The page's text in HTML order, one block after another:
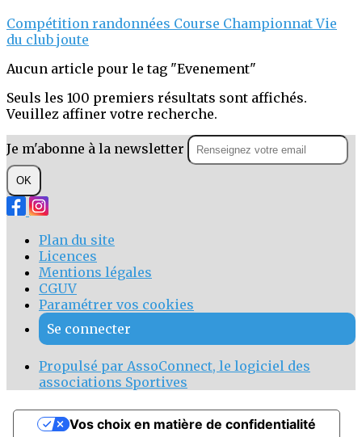
Compétition randonnées Course ChampionnatVie
du club joute
Aucun article pour le tag "Evenement"
Seuls les 100 premiers résultats sont affichés.
Veuillez affiner votre recherche.
Je m'abonne à la newsletter
OK
Plan du site
Licences
Mentions légales
CGUV
Paramétrer vos cookies
Se connecter
Propulsé par AssoConnect, le logiciel des
associations Sportives
Vos choix en matière de confidentialité